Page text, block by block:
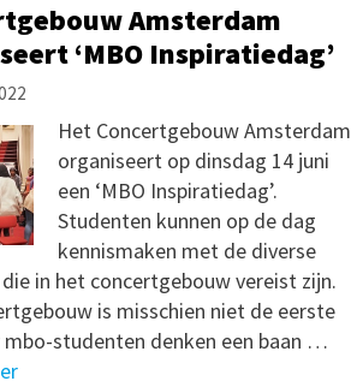
Amsterdam
‘MBO Inspiratiedag’
Het Concertgebouw Amsterdam
organiseert op dinsdag 14 juni
een ‘MBO Inspiratiedag’.
Studenten kunnen op de dag
kennismaken met de diverse
in het concertgebouw vereist zijn.
is misschien niet de eerste
mbo-studenten denken een baan …